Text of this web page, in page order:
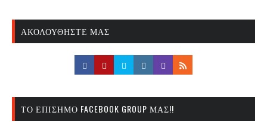
ΑΚΟΛΟΥΘΉΣΤΕ ΜΑΣ
ΤΟ ΕΠΊΣΗΜΟ FACEBOOK GROUP ΜΑΣ!!